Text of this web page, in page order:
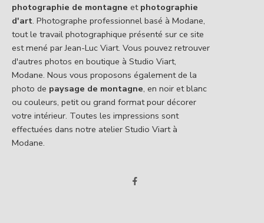
photographie de montagne et photographie
d'art. Photographe professionnel basé à Modane,
tout le travail photographique présenté sur ce site
est mené par Jean-Luc Viart. Vous pouvez retrouver
d'autres photos en boutique à Studio Viart,
Modane. Nous vous proposons également de la
photo de paysage de montagne, en noir et blanc
ou couleurs, petit ou grand format pour décorer
votre intérieur. Toutes les impressions sont
effectuées dans notre atelier Studio Viart à
Modane.